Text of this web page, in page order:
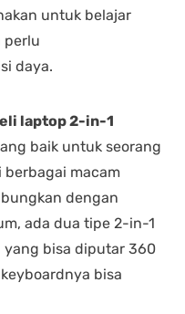
untuk belajar
perlu
daya.
laptop 2-in-1
baik untuk seorang
berbagai macam
dengan
ada dua tipe 2-in-1
bisa diputar 360
bisa